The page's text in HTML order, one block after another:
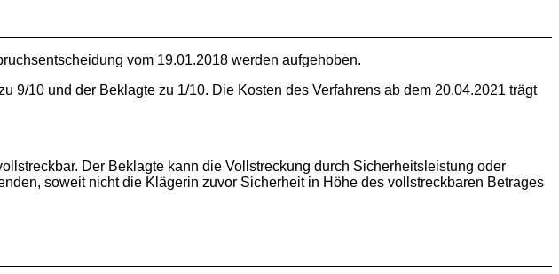
vom 19.01.2018 werden aufgehoben.
9/10 und der Beklagte zu 1/10. Die Kosten des Verfahrens ab dem 20.04.2021 trägt
Der Beklagte kann die Vollstreckung durch Sicherheitsleistung oder
soweit nicht die Klägerin zuvor Sicherheit in Höhe des vollstreckbaren Betrages